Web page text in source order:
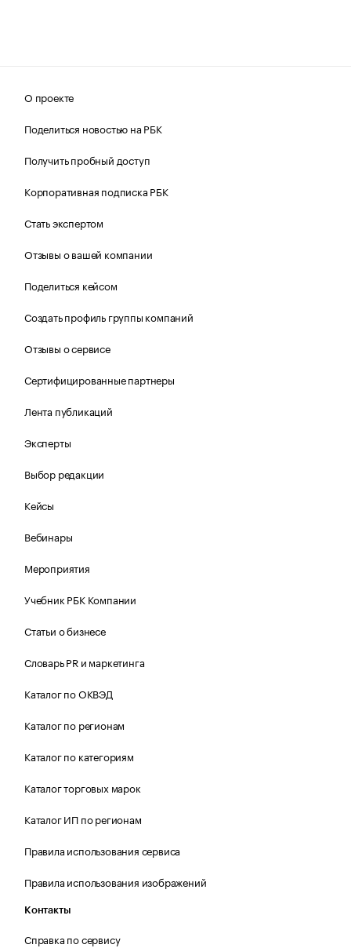
О проекте
Поделиться новостью на РБК
Получить пробный доступ
Корпоративная подписка РБК
Стать экспертом
Отзывы о вашей компании
Поделиться кейсом
Создать профиль группы компаний
Отзывы о сервисе
Сертифицированные партнеры
Лента публикаций
Эксперты
Выбор редакции
Кейсы
Вебинары
Мероприятия
Учебник РБК Компании
Статьи о бизнесе
Словарь PR и маркетинга
Каталог по ОКВЭД
Каталог по регионам
Каталог по категориям
Каталог торговых марок
Каталог ИП по регионам
Правила использования сервиса
Правила использования изображений
Контакты
Справка по сервису